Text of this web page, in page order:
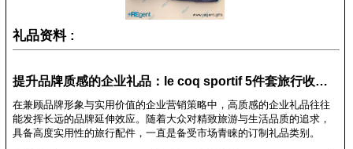
礼品资料 :
提升品牌质感的企业礼品：le coq sportif 5件套旅行收纳包订制案例解析 - 21258
在兼顾品牌形象与实用价值的企业营销策略中，高质感的企业礼品往往
能发挥长远的品牌延伸效应。随着大众对精致旅游与生活品质的追求，
具备高度实用性的旅行配件，一直是备受市场青睐的订制礼品类别。